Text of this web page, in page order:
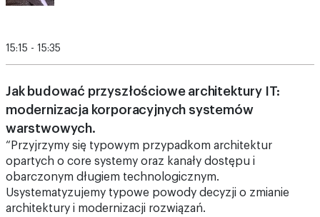
15:15 - 15:35
Jak budować przyszłościowe architektury IT:
modernizacja korporacyjnych systemów
warstwowych.
“Przyjrzymy się typowym przypadkom architektur
opartych o core systemy oraz kanały dostępu i
obarczonym długiem technologicznym.
Usystematyzujemy typowe powody decyzji o zmianie
architektury i modernizacji rozwiązań.